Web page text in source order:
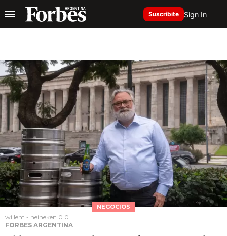
Suscribite Sign In
NEGOCIOS
willem - heineken 0.0
FORBES ARGENTINA